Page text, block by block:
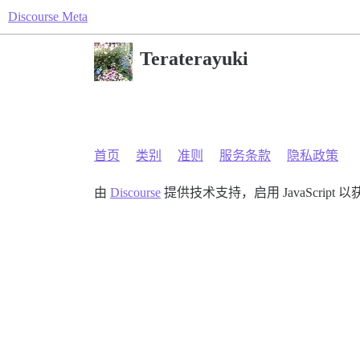
Discourse Meta
Teraterayuki
首页 类别 准则 服务条款 隐私政策
由 Discourse 提供技术支持，启用 JavaScript 以